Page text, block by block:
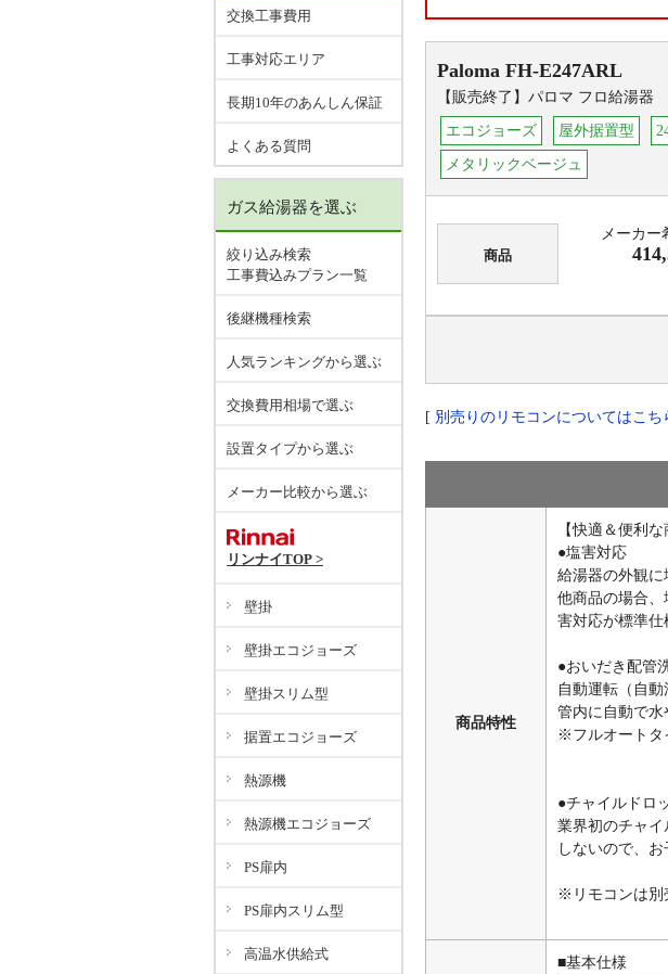
Paloma FH-E247ARL
【販売終了】パロマ フロ給湯器
エコジョーズ 屋外据置型
メタリックベージュ
商品
メーカー
[ 別売りのリモコンについてはこ
商品特性
【快適＆便利な
●塩害対応
給湯器の外観に
他商品の場合
害対応が標準
●おいだき配管
自動運転（自
管内に自動で水
※フルオートタ
●チャイルドロ
業界初のチャ
しないので、
※リモコンは別
■基本仕様
交換工事費用
工事対応エリア
長期10年のあんしん保証
よくある質問
ガス給湯器を選ぶ
絞り込み検索
工事費込みプラン一覧
後継機種検索
人気ランキングから選ぶ
交換費用相場で選ぶ
設置タイプから選ぶ
メーカー比較から選ぶ
リンナイTOP >
壁掛
壁掛エコジョーズ
壁掛スリム型
据置エコジョーズ
熱源機
熱源機エコジョーズ
PS扉内
PS扉内スリム型
高温水供給式